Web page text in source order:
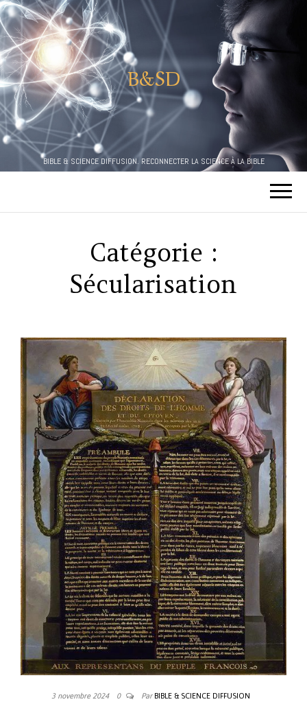
B&SD
BIBLE & SCIENCE DIFFUSION. RECONNECTER LA SCIENCE À LA BIBLE
Catégorie :
Sécularisation
3 novembre 2024 0 Par BIBLE & SCIENCE DIFFUSION